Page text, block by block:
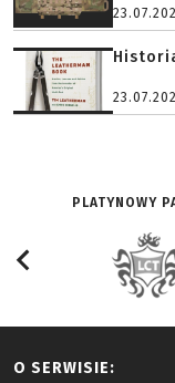
PLATYNOWY
O SERWISIE: